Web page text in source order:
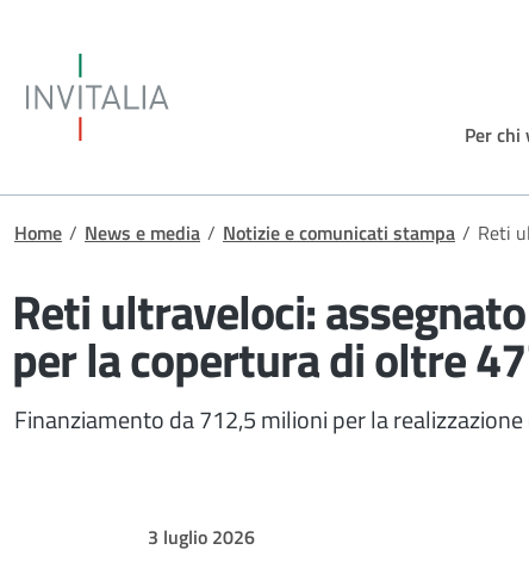
Per chi
Briciole di pane
Home / News e media / Notizie e comunicati stampa / Reti
Reti ultraveloci:
per la copertura di oltre
Finanziamento da 712,5 milioni per la
3 luglio 2026